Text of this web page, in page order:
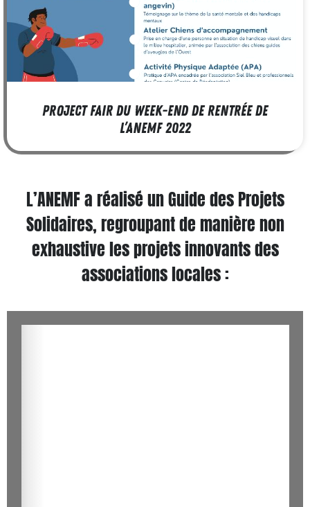
Project Fair du week-end de rentrée de
l’ANEMF 2022
L’ANEMF a réalisé un Guide des Projets
Solidaires, regroupant de manière non
exhaustive les projets innovants des
associations locales :